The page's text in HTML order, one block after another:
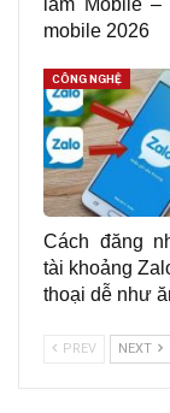
lâm Mobile
mobile 2026
CÔNG NGHỆ
Cách đăng
tài khoảng
thoại dễ như
PREV NEXT